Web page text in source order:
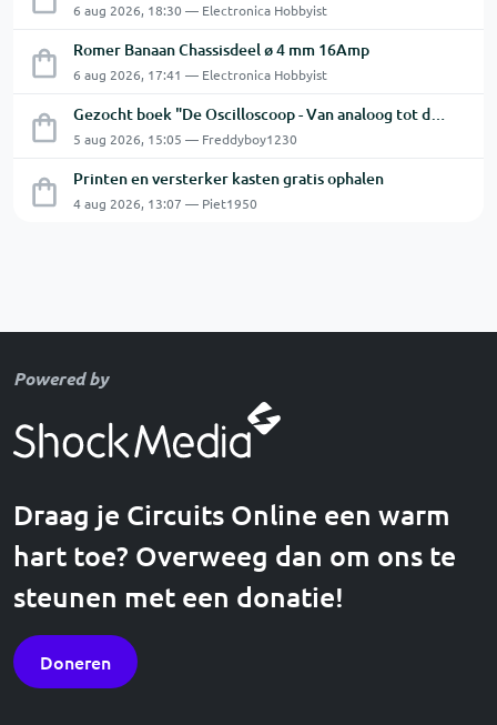
6 aug 2026, 18:30 — Electronica Hobbyist
Romer Banaan Chassisdeel ø 4 mm 16Amp
6 aug 2026, 17:41 — Electronica Hobbyist
Gezocht boek "De Oscilloscoop - Van analoog tot digitaal"
5 aug 2026, 15:05 — Freddyboy1230
Printen en versterker kasten gratis ophalen
4 aug 2026, 13:07 — Piet1950
Powered by
Draag je Circuits Online een warm
hart toe? Overweeg dan om ons te
steunen met een donatie!
Doneren